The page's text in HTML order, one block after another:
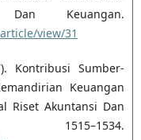
Keuangan.
view/31
Kontribusi Sumber-
Keuangan
Riset Akuntansi Dan